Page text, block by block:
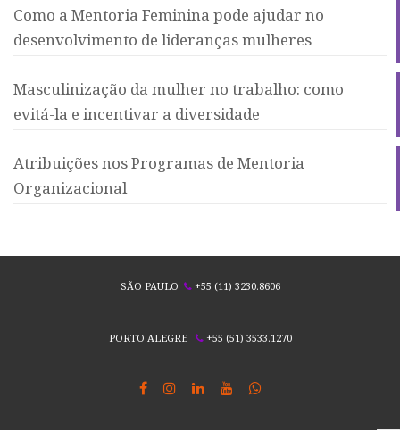
Como a Mentoria Feminina pode ajudar no
desenvolvimento de lideranças mulheres
Masculinização da mulher no trabalho: como
evitá-la e incentivar a diversidade
Atribuições nos Programas de Mentoria
Organizacional
SÃO PAULO +55 (11) 3230.8606
PORTO ALEGRE +55 (51) 3533.1270